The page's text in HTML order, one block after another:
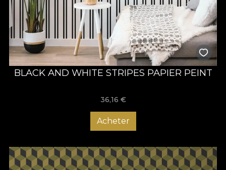
BLACK AND WHITE STRIPES PAPIER PEINT
36,16 €
Acheter